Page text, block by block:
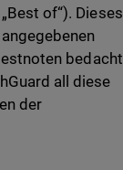
of“). Dieses
bedacht
all diese
der